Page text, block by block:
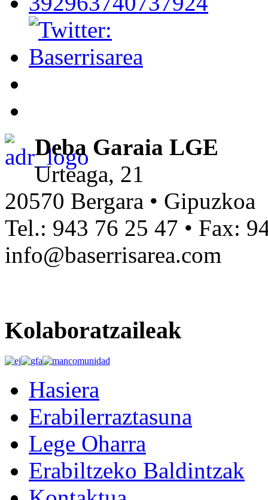
Deba Garaia LGE
Urteaga, 21
20570 Bergara • Gipuzkoa
Tel.: 943 76 25 47 • Fax:
info@baserrisarea.com
Kolaboratzaileak
Hasiera
Erabilerraztasuna
Lege Oharra
Erabiltzeko Baldintzak